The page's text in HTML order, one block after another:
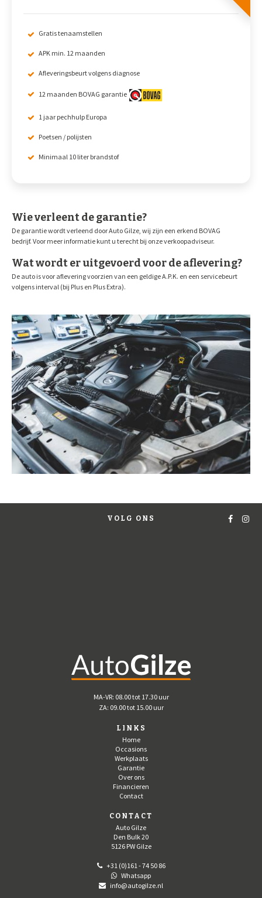
Gratis tenaamstellen
APK min. 12 maanden
Afleveringsbeurt volgens diagnose
12 maanden BOVAG garantie
1 jaar pechhulp Europa
Poetsen / polijsten
Minimaal 10 liter brandstof
Wie verleent de garantie?
De garantie wordt verleend door Auto Gilze, wij zijn een erkend BOVAG
bedrijf. Voor meer informatie kunt u terecht bij onze verkoopadviseur.
Wat wordt er uitgevoerd voor de aflevering?
De auto is voor aflevering voorzien van een geldige A.P.K. en een servicebeurt
volgens interval (bij Plus en Plus Extra).
VOLG ONS
MA-VR: 08.00 tot 17.30 uur
ZA: 09.00 tot 15.00 uur
LINKS
Home
Occasions
Werkplaats
Garantie
Over ons
Financieren
Contact
CONTACT
Auto Gilze
Den Bulk 20
5126 PW Gilze
+31 (0)161 - 74 50 86
Whatsapp
info@autogilze.nl